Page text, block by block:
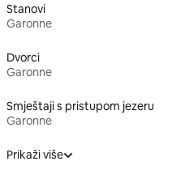
Stanovi
Garonne
Dvorci
Garonne
Smještaji s pristupom jezeru
Garonne
Prikaži više